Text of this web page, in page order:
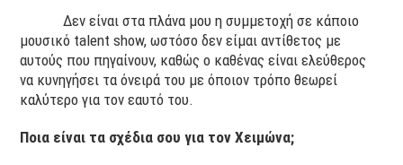
Δεν είναι στα πλάνα μου η συμμετοχή σε κάποιο
μουσικό talent show, ωστόσο δεν είμαι αντίθετος με
αυτούς που πηγαίνουν, καθώς ο καθένας είναι ελεύθερος
να κυνηγήσει τα όνειρά του με όποιον τρόπο θεωρεί
καλύτερο για τον εαυτό του.
Ποια είναι τα σχέδια σου για τον Χειμώνα;